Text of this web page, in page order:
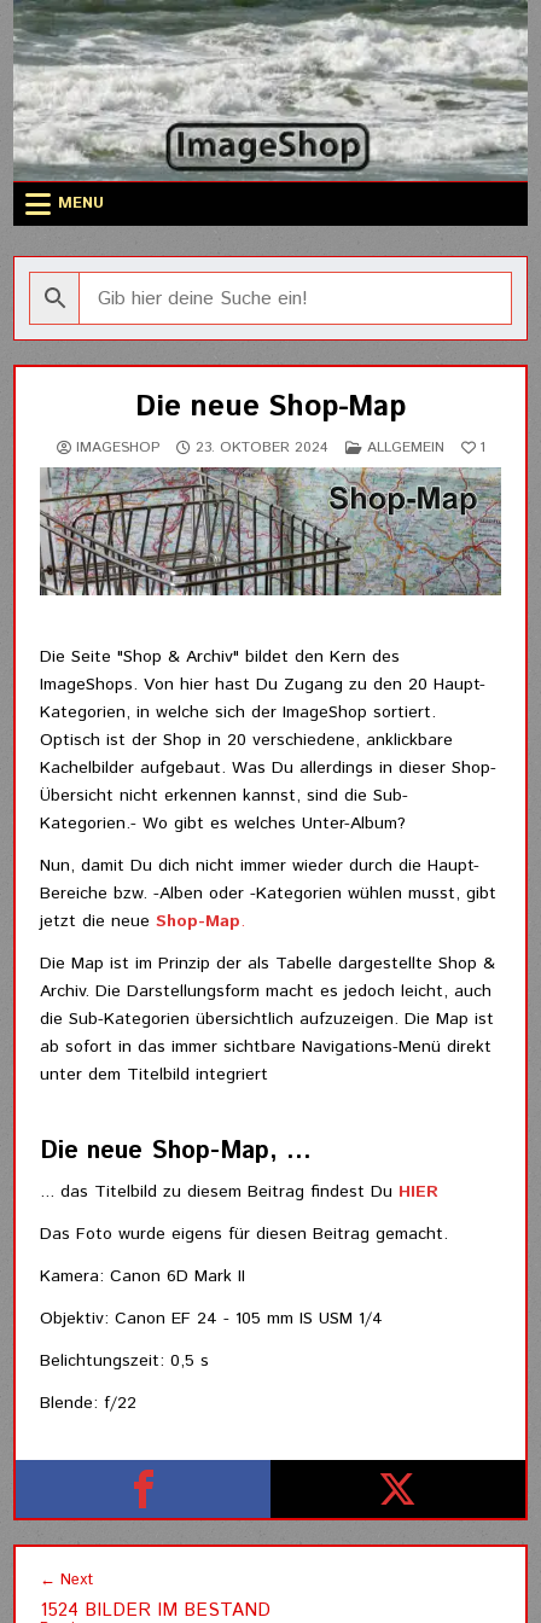
Skip
to
content
MENU
Die neue Shop-Map
IMAGESHOP 23. OKTOBER 2024 POSTED
ALLGEMEIN 1
Die Seite "Shop & Archiv" bildet den Kern des
ImageShops. Von hier hast Du Zugang zu den 20 Haupt-
Kategorien, in welche sich der ImageShop sortiert.
Optisch ist der Shop in 20 verschiedene, anklickbare
Kachelbilder aufgebaut. Was Du allerdings in dieser Shop-
Übersicht nicht erkennen kannst, sind die Sub-
Kategorien.- Wo gibt es welches Unter-Album?
Nun, damit Du dich nicht immer wieder durch die Haupt-
Bereiche bzw. -Alben oder -Kategorien wühlen musst, gibt
jetzt die neueShop-Map.
Die Map ist im Prinzip der als Tabelle dargestellte Shop &
Archiv. Die Darstellungsform macht es jedoch leicht, auch
die Sub-Kategorien übersichtlich aufzuzeigen. Die Map ist
ab sofort in das immer sichtbare Navigations-Menü direkt
unter dem Titelbild integriert
Die neue Shop-Map, ...
... das Titelbild zu diesem Beitrag findest Du HIER
Das Foto wurde eigens für diesen Beitrag gemacht.
Kamera: Canon 6D Mark II
Objektiv: Canon EF 24 - 105 mm IS USM 1/4
Belichtungszeit: 0,5 s
Blende: f/22
Henning Wiekhorst
Post
navigation
← Next
1524 BILDER IM BESTAND